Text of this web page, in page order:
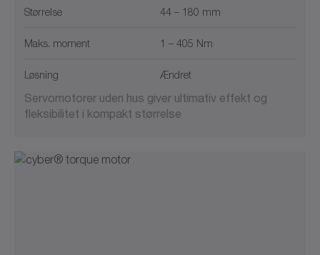
Størrelse 44 – 180 mm
Maks. moment 1 – 405 Nm
Løsning Ændret
Servomotorer uden hus giver ultimativ effekt og
fleksibilitet i kompakt størrelse